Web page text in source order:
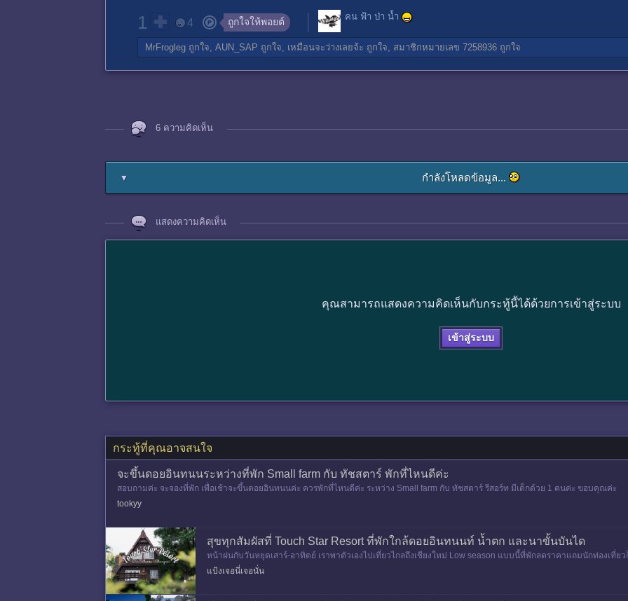
1 4 ถูกใจให้พอยต์ คน ฟ้า ป่า น้ำ
MrFrogleg ถูกใจ, AUN_SAP ถูกใจ, เหมือนจะว่างเลยจ้ะ ถูกใจ, สมาชิกหมายเลข 7258936 ถูกใจ
6 ความคิดเห็น
▼ กำลังโหลดข้อมูล...
แสดงความคิดเห็น
คุณสามารถแสดงความคิดเห็นกับกระทู้นี้ได้ด้วยการเข้าสู่ระบบ
เข้าสู่ระบบ
กระทู้ที่คุณอาจสนใจ
จะขึ้นดอยอินทนนระหว่างที่พัก Small farm กับ ทัชสตาร์ พักที่ไหนดีค่ะ
สอบถามค่ะ จะจองที่พัก เพื่อเช้าจะขึ้นดอยอินทนนค่ะ ควรพักที่ไหนดีค่ะ ระหว่าง Small farm กับ ทัชสตาร์ รีสอร์ท มีเด็กด้วย 1 คนค่ะ ขอบคุณค่ะ
tookyy
สุขทุกสัมผัสที่ Touch Star Resort ที่พักใกล้ดอยอินทนนท์ น้ำตก และนาขั้นบันได
หน้าฝนกับวันหยุดเสาร์-อาทิตย์ เราพาตัวเองไปเที่ยวไกลถึงเชียงใหม่ Low season แบบนี้ที่พักลดราคาแถมนักท่องเที่
กผ่อนนอนสบายที่รีสอร์ทน้ำแร่หน
แป้งเจอนี่เจอนั่น